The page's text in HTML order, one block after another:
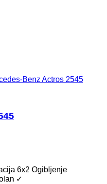
Benz Actros 2545
6x2 Ogibljenje
✓